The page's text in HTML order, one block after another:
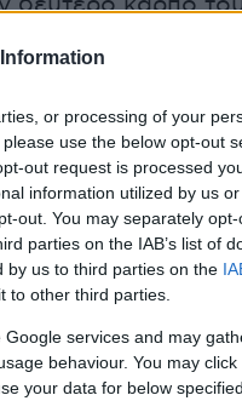
or processing of your
use the below opt-out
out request is processed
information utilized by us
out. You may separately
parties on the IAB’s list of
by us to third parties on the
to other third parties.
services and may
behaviour. You may
your data for below
, είπε ο
μηνών,
Στριτ»,
είναι δυο